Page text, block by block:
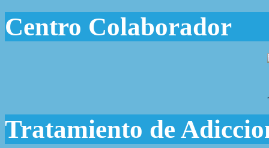
Centro Colaborador
Tratamiento de